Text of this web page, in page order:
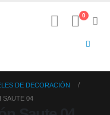
0
DE DECORACIÓN
SAUTE 04